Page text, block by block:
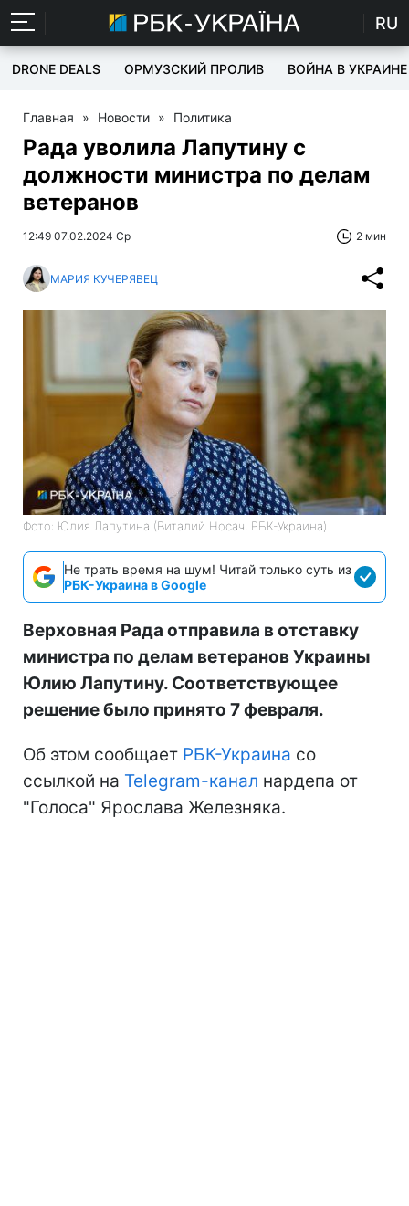
RU
DRONE DEALS ОРМУЗСКИЙ ПРОЛИВ ВОЙНА В УКРАИНЕ
Главная » Новости » Политика
Рада уволила Лапутину с
должности министра по делам
ветеранов
12:49 07.02.2024 Ср 2 мин
МАРИЯ КУЧЕРЯВЕЦ
Фото: Юлия Лапутина (Виталий Носач, РБК-Украина)
Не трать время на шум! Читай только суть из
РБК-Украина в Google
Верховная Рада отправила в отставку
министра по делам ветеранов Украины
Юлию Лапутину. Соответствующее
решение было принято 7 февраля.
Об этом сообщает РБК-Украина со
ссылкой на Telegram-канал нардепа от
"Голоса" Ярослава Железняка.